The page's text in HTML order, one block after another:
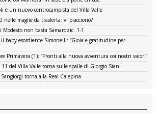
è un nuovo centrocampista del Villa Valle
nelle maglie da trasferta: vi piacciono?
non basta Samardzic: 1-1
baby esordiente Simonelli: “Gioia e gratitudine per
Primavera (1): “Pronti alla nuova avventura coi nostri valori”
11 del Villa Valle torna sulle spalle di Giorgio Siani
Sangiorgi torna alla Real Calepina